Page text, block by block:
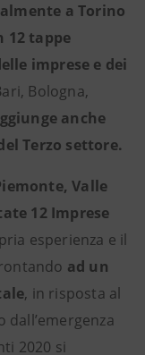
a Torino
12 tappe
imprese e dei
Bologna,
anche
Terzo settore.
Valle
12 Imprese
esperienza e il
ad un
, in risposta al
2020 si